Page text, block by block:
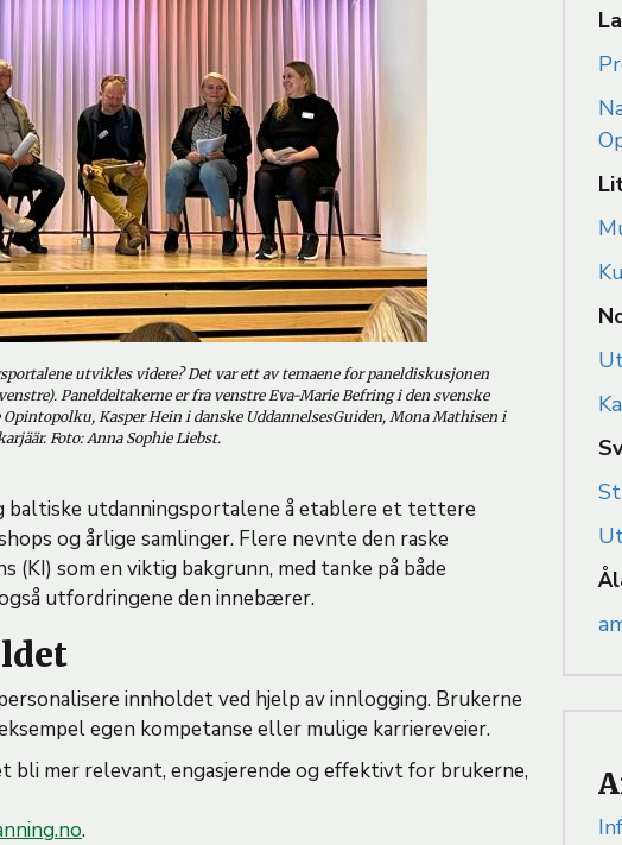
utvikles videre? Det var ett av temaene for paneldiskusjonen
Paneldeltakerne er fra venstre Eva-Marie Befring i den svenske
Kasper Hein i danske UddannelsesGuiden, Mona Mathisen i
Foto: Anna Sophie Liebst.
baltiske utdanningsportalene å etablere et tettere
og årlige samlinger. Flere nevnte den raske
som en viktig bakgrunn, med tanke på både
utfordringene den innebærer.
innholdet ved hjelp av innlogging. Brukerne
egen kompetanse eller mulige karriereveier.
bli mer relevant, engasjerende og effektivt for brukerne,
.